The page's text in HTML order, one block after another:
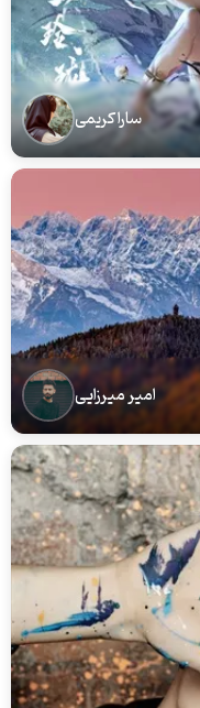
سارا کریمی
امیر میرزایی